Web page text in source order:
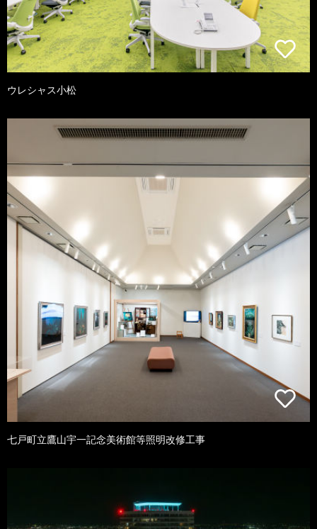
ウレシャス小松
七戸町立鷹山宇一記念美術館等照明改修工事